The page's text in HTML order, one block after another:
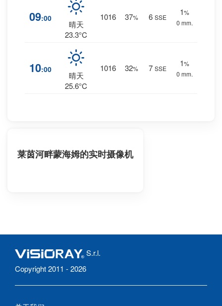
09:00
晴天
23.3°C
1016 37% 6 SSE
1%
0 mm.
10:00
晴天
25.6°C
1016 32% 7 SSE
1%
0 mm.
莱茵河畔蒙海姆的实时摄像机
S.r.l.
Copyright 2011 - 2026